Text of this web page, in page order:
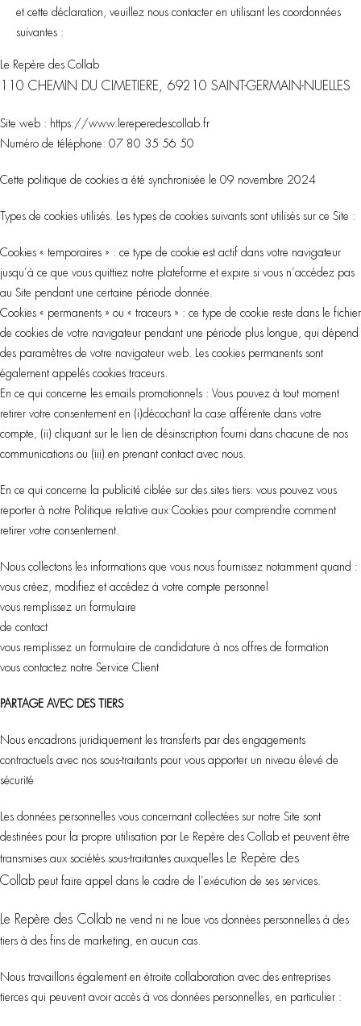
et cette déclaration, veuillez nous contacter en utilisant les coordonnées
suivantes :
Le Repère des Collab
110 CHEMIN DU CIMETIERE, 69210 SAINT-GERMAIN-NUELLES
Site web : https://www.lereperedescollab.fr
Numéro de téléphone: 07 80 35 56 50
Cette politique de cookies a été synchronisée le 09 novembre 2024
Types de cookies utilisés. Les types de cookies suivants sont utilisés sur ce Site :
Cookies « temporaires » : ce type de cookie est actif dans votre navigateur
jusqu’à ce que vous quittiez notre plateforme et expire si vous n’accédez pas
au Site pendant une certaine période donnée.
Cookies « permanents » ou « traceurs » : ce type de cookie reste dans le fichier
de cookies de votre navigateur pendant une période plus longue, qui dépend
des paramètres de votre navigateur web. Les cookies permanents sont
également appelés cookies traceurs.
En ce qui concerne les emails promotionnels : Vous pouvez à tout moment
retirer votre consentement en (i)décochant la case afférente dans votre
compte, (ii) cliquant sur le lien de désinscription fourni dans chacune de nos
communications ou (iii) en prenant contact avec nous.
En ce qui concerne la publicité ciblée sur des sites tiers: vous pouvez vous
reporter à notre Politique relative aux Cookies pour comprendre comment
retirer votre consentement.
Nous collectons les informations que vous nous fournissez notamment quand :
vous créez, modifiez et accédez à votre compte personnel
vous remplissez un formulaire
de contact
vous remplissez un formulaire de candidature à nos offres de formation
vous contactez notre Service Client
PARTAGE AVEC DES TIERS
Nous encadrons juridiquement les transferts par des engagements
contractuels avec nos sous-traitants pour vous apporter un niveau élevé de
sécurité
Les données personnelles vous concernant collectées sur notre Site sont
destinées pour la propre utilisation par Le Repère des Collab et peuvent être
transmises aux sociétés sous-traitantes auxquelles Le Repère des
Collab peut faire appel dans le cadre de l’exécution de ses services.
Le Repère des Collab ne vend ni ne loue vos données personnelles à des
tiers à des fins de marketing, en aucun cas.
Nous travaillons également en étroite collaboration avec des entreprises
tierces qui peuvent avoir accès à vos données personnelles, en particulier :